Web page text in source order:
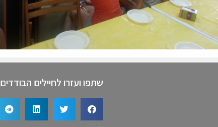
שתפו ועזרו לחיילים הבודדים